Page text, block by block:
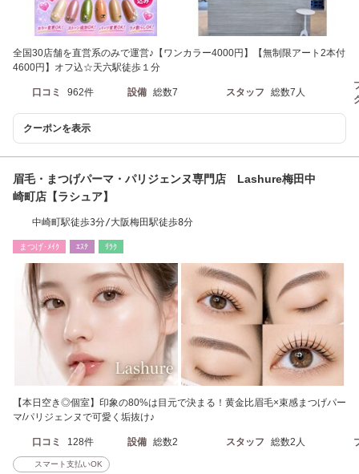
全国30店舗を直営系のみで運営♪【ワンカラー4000円】【無制限アート2本付
4600円】オフ込☆天六駅徒歩１分
口コミ 962件 設備 総数7 スタッフ 総数7人
クーポンを表示
眉毛・まつげパーマ・パリジェンヌ専門店 Lashure梅田中
崎町店【ラシュア】
中崎町駅徒歩3分/大阪梅田駅徒歩8分
まつげ･ﾒｲｸ ｴｽﾃ ﾘﾗｸ
【本日空き◎個室】印象の80%は目元で決まる！黄金比眉毛×束感まつげパー
マ/パリジェンヌで可愛く垢抜け♪
口コミ 128件 設備 総数2 スタッフ 総数2人
スマート支払いOK